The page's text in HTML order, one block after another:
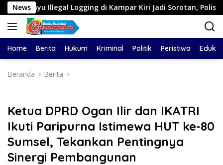
Langsung
ke
konten
Newsdi Kampar Kiri Jadi Sorotan, Polisi Janji Turun
Home Berita Hukum Kriminal Politik Peristiwa
Beranda Berita
Ketua DPRD Ogan Ilir dan IKATRI
Ikuti Paripurna Istimewa HUT ke-80
Sumsel, Tekankan Pentingnya
Sinergi Pembangunan